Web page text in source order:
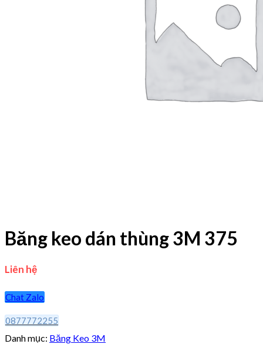
Băng keo dán thùng 3M 375
Liên hệ
Chat Zalo
0877772255
Danh mục: Băng Keo 3M